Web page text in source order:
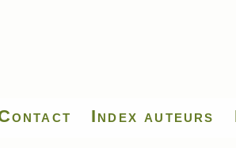
Index auteurs